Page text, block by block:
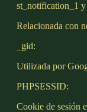
st_notification_1
Relacionada con
_gid:
Utilizada por
PHPSESSID:
Cookie de sesión